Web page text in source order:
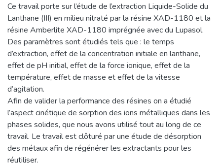
Ce travail porte sur l’étude de l’extraction Liquide-Solide du
Lanthane (III) en milieu nitraté par la résine XAD-1180 et la
résine Amberlite XAD-1180 imprégnée avec du Lupasol.
Des paramètres sont étudiés tels que : le temps
d’extraction, effet de la concentration initiale en lanthane,
effet de pH initial, effet de la force ionique, effet de la
température, effet de masse et effet de la vitesse
d’agitation.
Afin de valider la performance des résines on a étudié
l’aspect cinétique de sorption des ions métalliques dans les
phases solides, que nous avons utilisé tout au long de ce
travail. Le travail est clôturé par une étude de désorption
des métaux afin de régénérer les extractants pour les
réutiliser.